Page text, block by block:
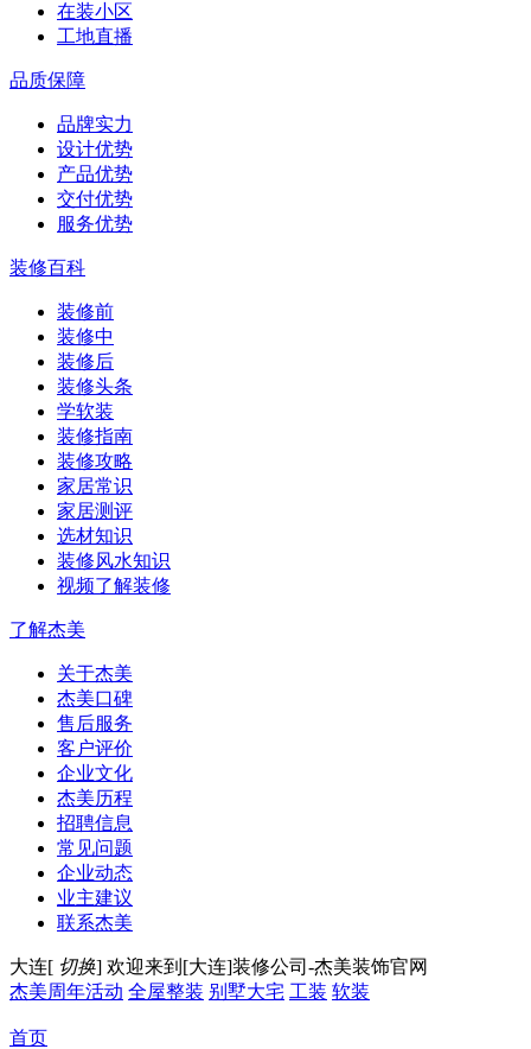
在装小区
工地直播
品质保障
品牌实力
设计优势
产品优势
交付优势
服务优势
装修百科
装修前
装修中
装修后
装修头条
学软装
装修指南
装修攻略
家居常识
家居测评
选材知识
装修风水知识
视频了解装修
了解杰美
关于杰美
杰美口碑
售后服务
客户评价
企业文化
杰美历程
招聘信息
常见问题
企业动态
业主建议
联系杰美
大连[ 切换] 欢迎来到[大连]装修公司-杰美装饰官网
杰美周年活动 全屋整装 别墅大宅 工装 软装
首页